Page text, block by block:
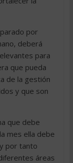
por
deberá
para
que pueda
de la gestión
y que son
que debe
mes ella debe
por tanto
áreas